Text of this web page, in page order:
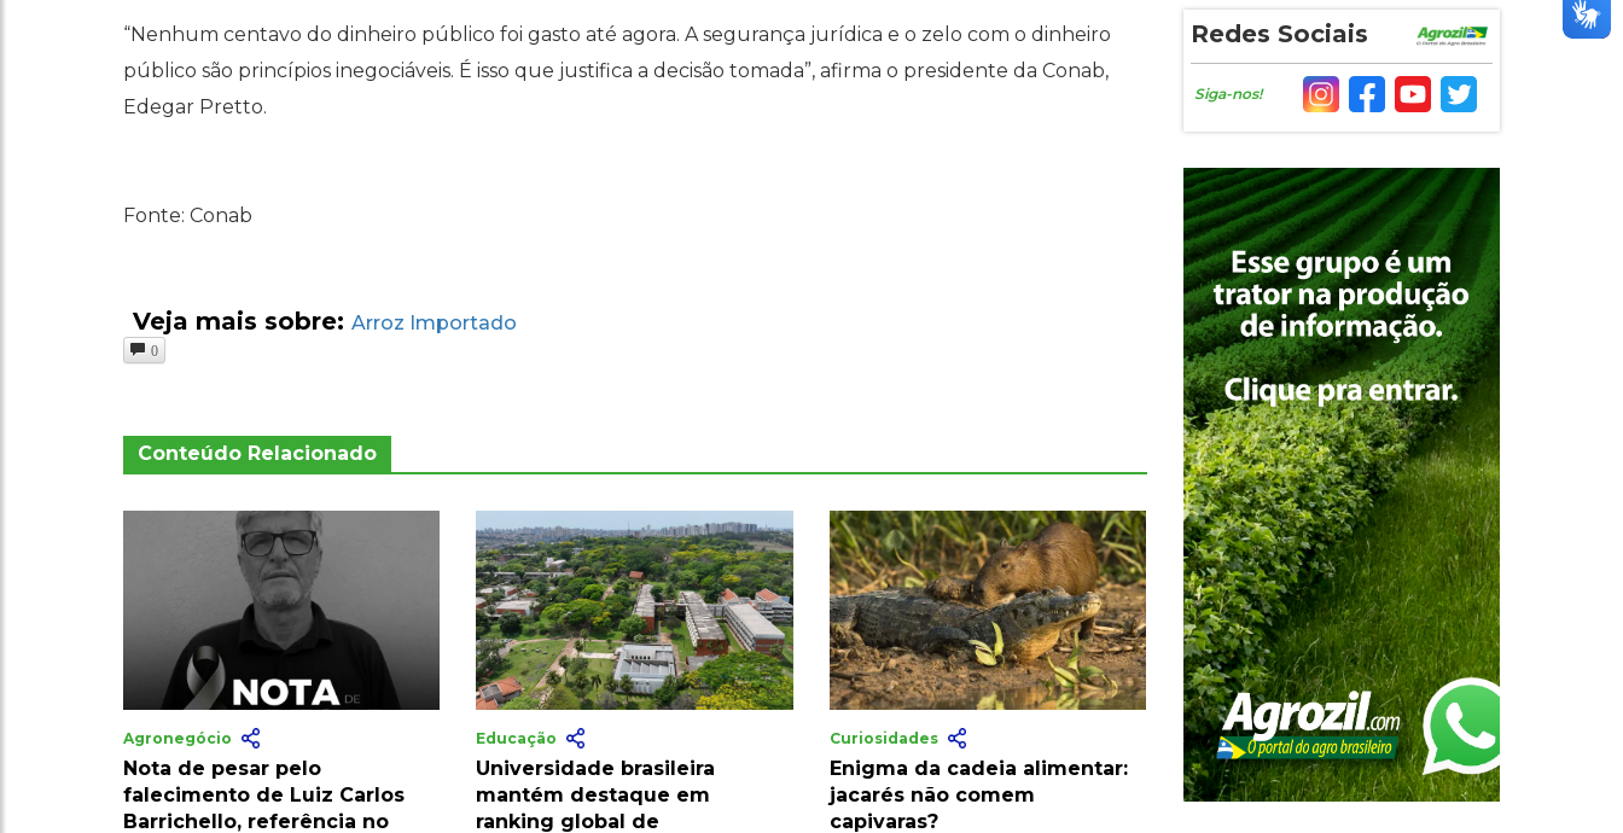
“Nenhum centavo do dinheiro público foi gasto até agora. A segurança jurídica e o zelo com o dinheiro
público são princípios inegociáveis. É isso que justifica a decisão tomada”, afirma o presidente da Conab,
Edegar Pretto.
Fonte: Conab
Veja mais sobre: Arroz Importado
0
Conteúdo Relacionado
Agronegócio
Nota de pesar pelo
falecimento de Luiz Carlos
Barrichello, referência no
Educação
Universidade brasileira
mantém destaque em
ranking global de
Curiosidades
Enigma da cadeia alimentar:
jacarés não comem
capivaras?
Redes Sociais
Siga-nos!